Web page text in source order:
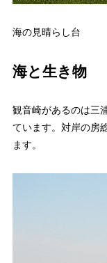
海の見晴らし台
海と生き物
観音崎があるのは三
ています。対岸の房
ます。